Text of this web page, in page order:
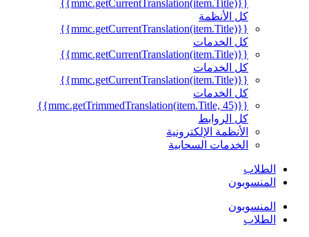
{{mmc.getCurrentTranslation(item.Title)}}
كل الأنظمة
{{mmc.getCurrentTranslation(item.Title)}}
كل الخدمات
{{mmc.getCurrentTranslation(item.Title)}}
كل الخدمات
{{mmc.getCurrentTranslation(item.Title)}}
كل الخدمات
{{mmc.getTrimmedTranslation(item.Title, 45)}}
كل الروابط
الأنظمة الإلكترونية
الخدمات السحابية
الطلاب
المنسوبون
المنسوبون
الطلاب